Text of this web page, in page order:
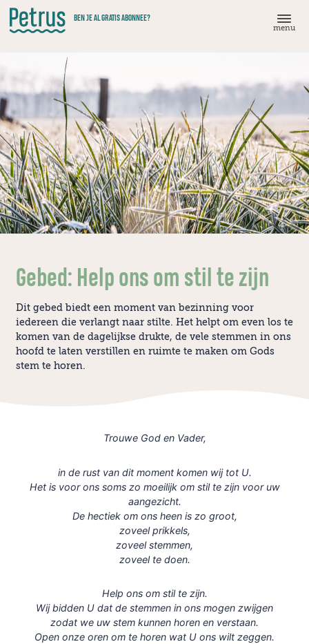
Doorgaan
naar
hoofdinhoud
BEN JE AL GRATIS ABONNEE?
menu
Gebed: Help ons om stil te zijn
Dit gebed biedt een moment van bezinning voor
iedereen die verlangt naar stilte. Het helpt om even los te
komen van de dagelijkse drukte, de vele stemmen in ons
hoofd te laten verstillen en ruimte te maken om Gods
stem te horen.
Trouwe God en Vader,
in de rust van dit moment komen wij tot U.
Het is voor ons soms zo moeilijk om stil te zijn voor uw
aangezicht.
De hectiek om ons heen is zo groot,
zoveel prikkels,
zoveel stemmen,
zoveel te doen.
Help ons om stil te zijn.
Wij bidden U dat de stemmen in ons mogen zwijgen
zodat we uw stem kunnen horen en verstaan.
Open onze oren om te horen wat U ons wilt zeggen.